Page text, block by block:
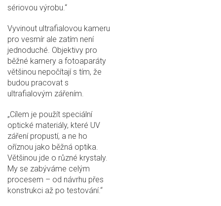
sériovou výrobu.“
Vyvinout ultrafialovou kameru
pro vesmír ale zatím není
jednoduché. Objektivy pro
běžné kamery a fotoaparáty
většinou nepočítají s tím, že
budou pracovat s
ultrafialovým zářením.
„Cílem je použít speciální
optické materiály, které UV
záření propustí, a ne ho
oříznou jako běžná optika.
Většinou jde o různé krystaly.
My se zabýváme celým
procesem – od návrhu přes
konstrukci až po testování.“